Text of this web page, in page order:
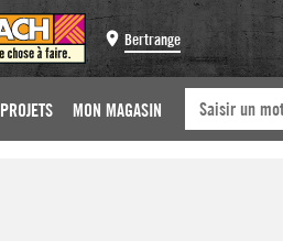
Bertrange
PROJETS MON MAGASIN